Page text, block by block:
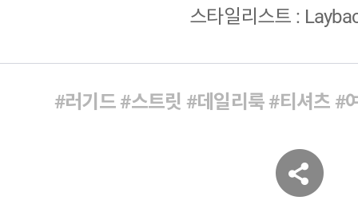
스타일리스트 :
#러기드 #스트릿 #데일리룩 #티셔츠 #
공
유
하
기